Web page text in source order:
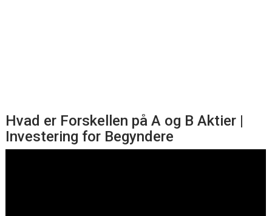
Hvad er Forskellen på A og B Aktier |
Investering for Begyndere